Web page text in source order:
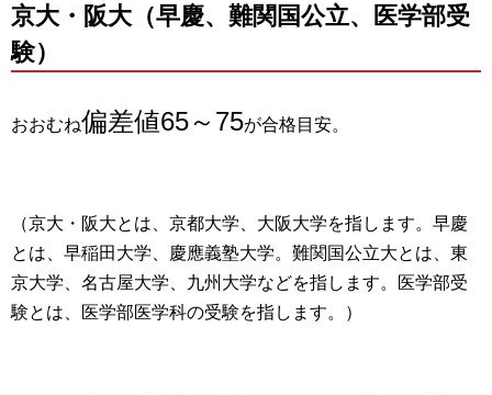
京大・阪大（早慶、難関国公立、医学部受
験）
おおむね偏差値65～75が合格目安。
（京大・阪大とは、京都大学、大阪大学を指します。早慶
とは、早稲田大学、慶應義塾大学。難関国公立大とは、東
京大学、名古屋大学、九州大学などを指します。医学部受
験とは、医学部医学科の受験を指します。）